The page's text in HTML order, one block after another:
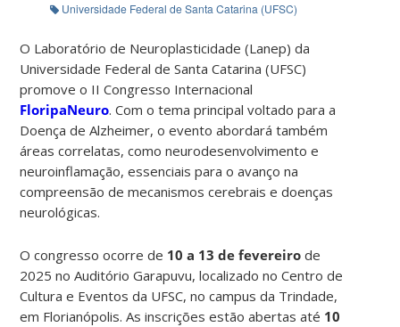
Universidade Federal de Santa Catarina (UFSC)
O Laboratório de Neuroplasticidade (Lanep) da
Universidade Federal de Santa Catarina (UFSC)
promove o II Congresso Internacional
FloripaNeuro. Com o tema principal voltado para a
Doença de Alzheimer, o evento abordará também
áreas correlatas, como neurodesenvolvimento e
neuroinflamação, essenciais para o avanço na
compreensão de mecanismos cerebrais e doenças
neurológicas.
O congresso ocorre de 10 a 13 de fevereiro de
2025 no Auditório Garapuvu, localizado no Centro de
Cultura e Eventos da UFSC, no campus da Trindade,
em Florianópolis. As inscrições estão abertas até 10